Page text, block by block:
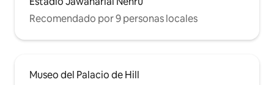
Recomendado por 9 personas locales
Museo del Palacio de Hill